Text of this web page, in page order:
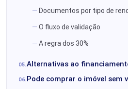
Documentos por tipo de
O fluxo de validação
A regra dos 30%
Alternativas ao
Pode comprar o imóvel sem